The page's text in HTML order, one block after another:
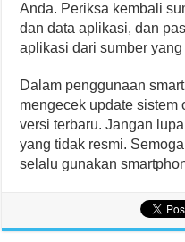
Anda. Periksa kembali
dan data aplikasi, dan
aplikasi dari sumber yang
Dalam penggunaan
mengecek update sistem
versi terbaru. Jangan
yang tidak resmi.
selalu gunakan